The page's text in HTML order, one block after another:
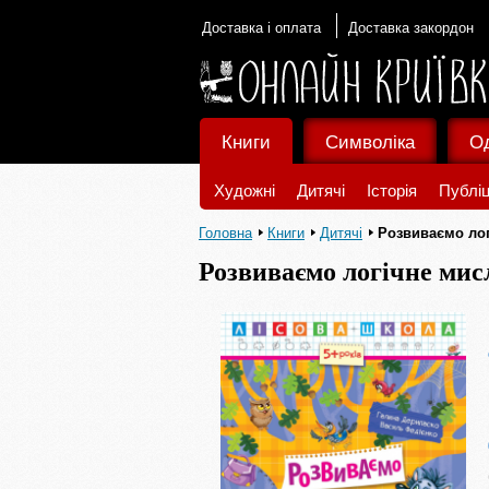
Доставка і оплата Доставка закордон
Книги
Художні Дитячі Історія
Символіка
Головна Книги Дитячі Розвиваємо
Розвиваємо логічне